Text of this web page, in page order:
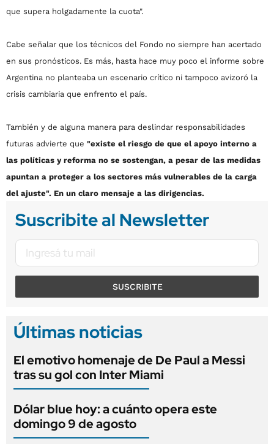
que supera holgadamente la cuota".
Cabe señalar que los técnicos del Fondo no siempre han acertado
en sus pronósticos. Es más, hasta hace muy poco el informe sobre
Argentina no planteaba un escenario crítico ni tampoco avizoró la
crisis cambiaria que enfrento el país.
También y de alguna manera para deslindar responsabilidades
futuras advierte que "existe el riesgo de que el apoyo interno a
las políticas y reforma no se sostengan, a pesar de las medidas
apuntan a proteger a los sectores más vulnerables de la carga
del ajuste". En un claro mensaje a las dirigencias.
Suscribite al Newsletter
SUSCRIBITE
Últimas noticias
El emotivo homenaje de De Paul a Messi
tras su gol con Inter Miami
Dólar blue hoy: a cuánto opera este
domingo 9 de agosto